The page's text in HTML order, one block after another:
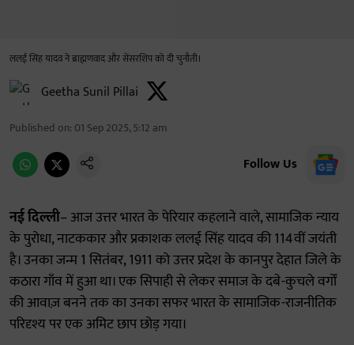
ललई सिंह यादव ने ब्राह्मणवाद और सेंसरशिप को दी चुनौती।
Geetha Sunil Pillai
Published on: 01 Sep 2025, 5:12 am
Follow Us
नई दिल्ली– आज उत्तर भारत के पेरियार कहलाने वाले, सामाजिक न्याय
के पुरोधा, नाटककार और प्रकाशक ललई सिंह यादव की 114वीं जयंती
है। उनका जन्म 1 सितंबर, 1911 को उत्तर प्रदेश के कानपुर देहात जिले के
कठारा गाँव में हुआ था। एक सिपाही से लेकर समाज के दबे-कुचले वर्गों
की आवाज़ बनने तक का उनका सफर भारत के सामाजिक-राजनीतिक
परिदृश्य पर एक अमिट छाप छोड़ गया।